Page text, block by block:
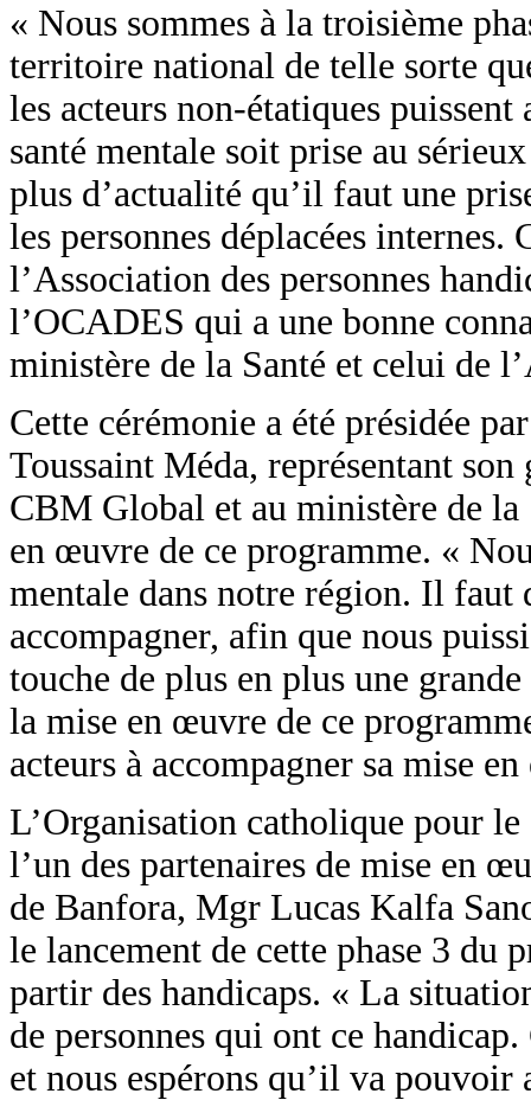
« Nous sommes à la troisième
territoire national de telle sorte
les acteurs non-étatiques
santé mentale soit prise au
plus d’actualité qu’il faut une
les personnes déplacées
l’Association des personnes
l’OCADES qui a une bonne
ministère de la Santé et celui de
Cette cérémonie a été présidée
Toussaint Méda, représentant
CBM Global et au ministère de la
en œuvre de ce programme. «
mentale dans notre région. Il faut
accompagner, afin que nous
touche de plus en plus une
la mise en œuvre de ce
acteurs à accompagner sa mise
L’Organisation catholique pour
l’un des partenaires de mise en
de Banfora, Mgr Lucas Kalfa
le lancement de cette phase 3 du
partir des handicaps. « La
de personnes qui ont ce
et nous espérons qu’il va